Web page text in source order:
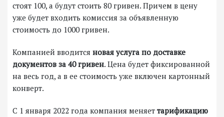
стоят 100, а будут стоить 80 гривен. Причем в цену
уже будет входить комиссия за объявленную
стоимость до 1000 гривен.
Компанией вводится новая услуга по доставке
документов за 40 гривен. Цена будет фиксированной
на весь год, а в ее стоимость уже включен картонный
конверт.
С 1 января 2022 года компания меняет тарификацию